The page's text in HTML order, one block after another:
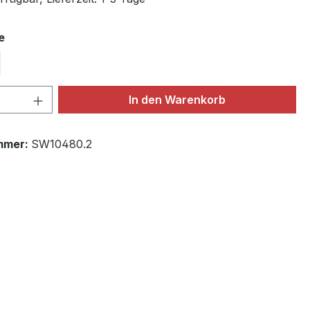
auswählen
Anzahl: Gib den gewünschten Wert
In den Warenkorb
SW10480.2